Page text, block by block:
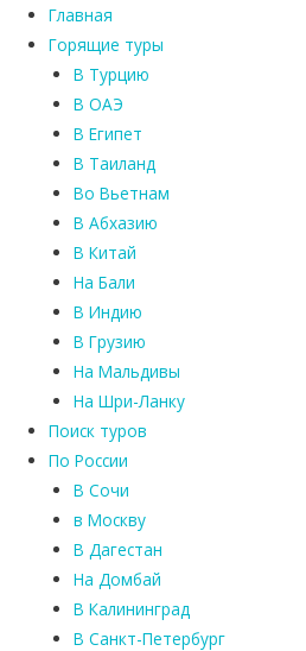
Главная
Горящие туры
В Турцию
В ОАЭ
В Египет
В Таиланд
Во Вьетнам
В Абхазию
В Китай
На Бали
В Индию
В Грузию
На Мальдивы
На Шри-Ланку
Поиск туров
По России
В Сочи
в Москву
В Дагестан
На Домбай
В Калининград
В Санкт-Петербург